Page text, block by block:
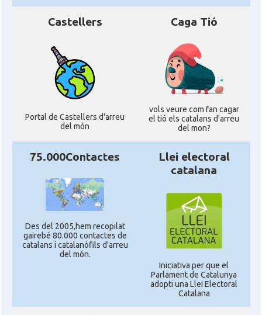
Castellers
Portal de Castellers d'arreu
del món
Caga Tió
vols veure com fan cagar
el tió els catalans d'arreu
del mon?
75.000Contactes
Des del 2005,hem recopilat
gairebé 80.000 contactes de
catalans i catalanòfils d'arreu
del món.
Llei electoral
catalana
Iniciativa per que el
Parlament de Catalunya
adopti una Llei Electoral
Catalana